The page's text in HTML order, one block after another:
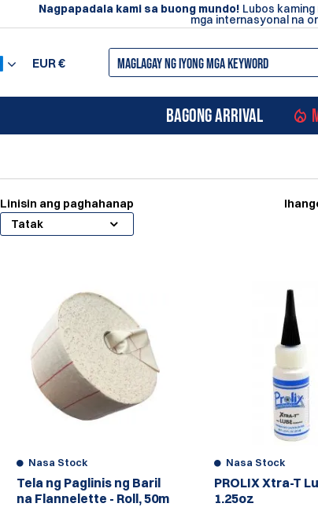
Nagpapadala kami sa buong mundo! Lubos
mga internasyonal na
EUR€
BAGONG ARRIVAL
Linisin ang paghahanap
Tatak
Nasa Stock
Tela ng Paglinis ng Baril
na Flannelette - Roll, 50m
Nasa Stock
PROLIX Xtra-T
1.25oz